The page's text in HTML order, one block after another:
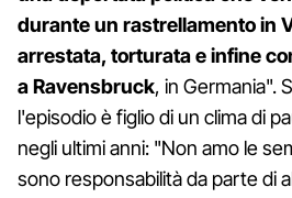
durante un rastrellamento in
arrestata, torturata e infine
a Ravensbruck, in Germania".
l'episodio è figlio di un clima di
negli ultimi anni: "Non amo le
sono responsabilità da parte di